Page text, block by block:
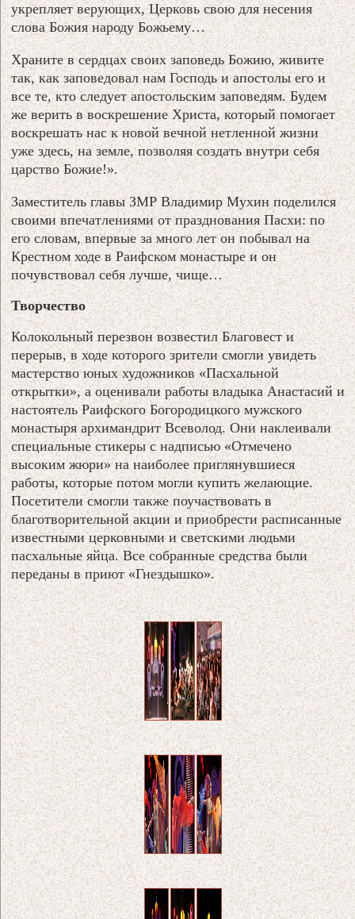
укрепляет верующих, Церковь свою для несения
слова Божия народу Божьему…
Храните в сердцах своих заповедь Божию, живите
так, как заповедовал нам Господь и апостолы его и
все те, кто следует апостольским заповедям. Будем
же верить в воскрешение Христа, который помогает
воскрешать нас к новой вечной нетленной жизни
уже здесь, на земле, позволяя создать внутри себя
царство Божие!».
Заместитель главы ЗМР Владимир Мухин поделился
своими впечатлениями от празднования Пасхи: по
его словам, впервые за много лет он побывал на
Крестном ходе в Раифском монастыре и он
почувствовал себя лучше, чище…
Творчество
Колокольный перезвон возвестил Благовест и
перерыв, в ходе которого зрители смогли увидеть
мастерство юных художников «Пасхальной
открытки», а оценивали работы владыка Анастасий и
настоятель Раифского Богородицкого мужского
монастыря архимандрит Всеволод. Они наклеивали
специальные стикеры с надписью «Отмечено
высоким жюри» на наиболее приглянувшиеся
работы, которые потом могли купить желающие.
Посетители смогли также поучаствовать в
благотворительной акции и приобрести расписанные
известными церковными и светскими людьми
пасхальные яйца. Все собранные средства были
переданы в приют «Гнездышко».